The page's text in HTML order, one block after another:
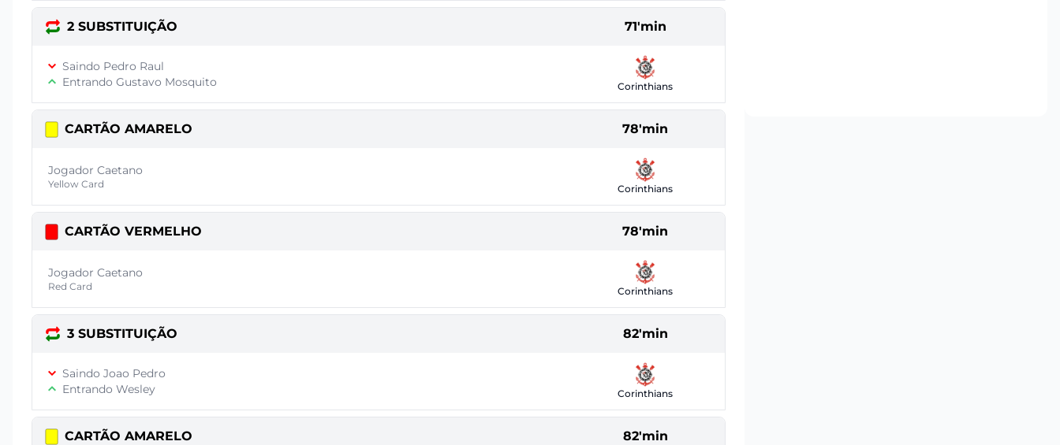
2 SUBSTITUIÇÃO 71'min
Saindo Pedro Raul
Entrando Gustavo Mosquito
Corinthians
CARTÃO AMARELO 78'min
Jogador Caetano
Yellow Card Corinthians
CARTÃO VERMELHO 78'min
Jogador Caetano
Red Card Corinthians
3 SUBSTITUIÇÃO 82'min
Saindo Joao Pedro
Entrando Wesley
Corinthians
CARTÃO AMARELO 82'min